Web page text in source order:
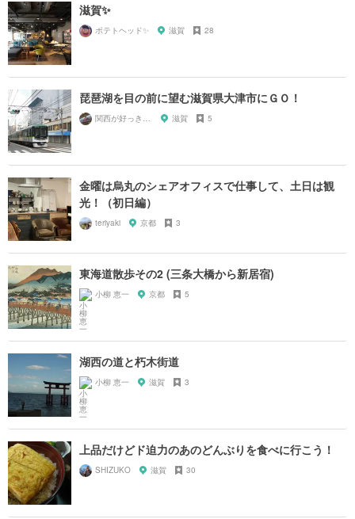
滋賀✨
ポテトヘッド✨ 滋賀 28
琵琶湖を目の前に望む滋賀県大津市にＧＯ！
滋賀 5
金曜は烏丸のシェアオフィスで仕事して、土日は観
光！（初日編）
teriyaki 京都 3
東海道散歩その2 (三条大橋から新居宿)
小柳 恵一 京都 5
湖西の道と朽木街道
小柳 恵一 滋賀 3
上品だけどド迫力のあのどんぶりを食べに行こう！
SHIZUKO 滋賀 30